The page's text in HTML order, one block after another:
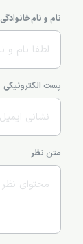
نام و نام‌خانوادگی
پست الکترونیکی
متن نظر